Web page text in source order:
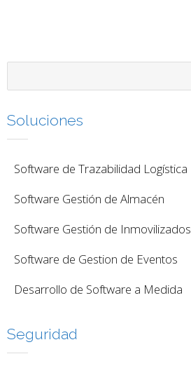
Soluciones
Software de Trazabilidad Logística
Software Gestión de Almacén
Software Gestión de Inmovilizados
Software de Gestion de Eventos
Desarrollo de Software a Medida
Seguridad